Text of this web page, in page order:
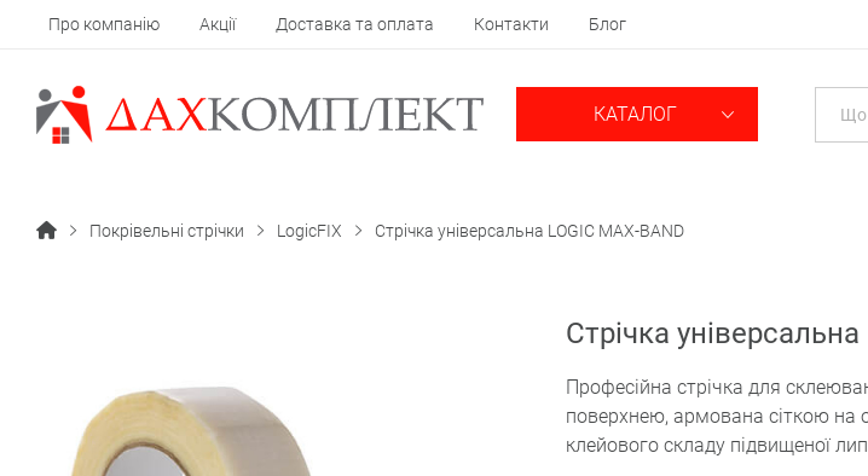
Про компанію Акції Доставка та оплата Контакти Блог
КАТАЛОГ
Покрівельні стрічки LogicFIX Стрічка універсальна LOGIC MAX-BAND
Стрічка
Професійна стрічка для
поверхнею, армована сіткою на
клейового складу підвищеної